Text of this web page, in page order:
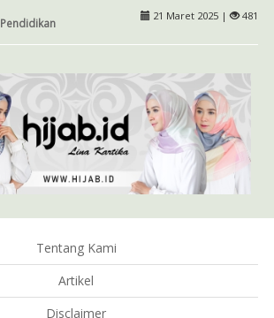
Pendidikan
21 Maret 2025 | 481
Tentang Kami
Artikel
Disclaimer